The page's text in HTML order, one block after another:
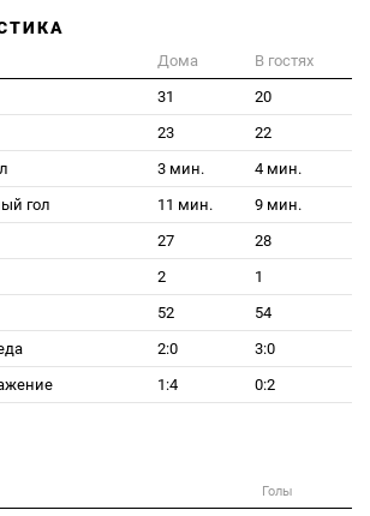
Дома
В гостях
31
20
23
22
3 мин.
4 мин.
гол
11 мин.
9 мин.
27
28
2
1
52
54
2:0
3:0
1:4 0:2
Голы